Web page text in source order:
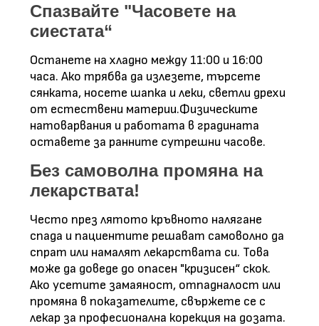
Спазвайте "Часовете на
сиестата“
Останете на хладно между 11:00 и 16:00
часа. Ако трябва да излезете, търсете
сянката, носете шапка и леки, светли дрехи
от естествени материи.Физическите
натоварвания и работата в градината
оставете за ранните сутрешни часове.
Без самоволна промяна на
лекарствата!
Често през лятото кръвното налягане
спада и пациентите решават самоволно да
спрат или намалят лекарствата си. Това
може да доведе до опасен "кризисен“ скок.
Ако усетите замаяност, отпадналост или
промяна в показателите, свържете се с
лекар за професионална корекция на дозата.